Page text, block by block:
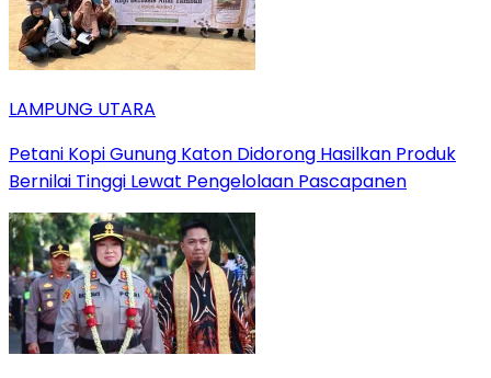
LAMPUNG UTARA
Petani Kopi Gunung Katon Didorong Hasilkan Produk
Bernilai Tinggi Lewat Pengelolaan Pascapanen